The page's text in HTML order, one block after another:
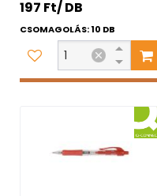
197 Ft/ DB
CSOMAGOLÁS: 10 DB